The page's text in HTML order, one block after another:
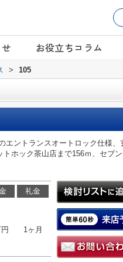
お役立ちコラム
> 105
ントランスオートロック仕様、
ック茶山店まで156ｍ、セブン
礼金
1ヶ月